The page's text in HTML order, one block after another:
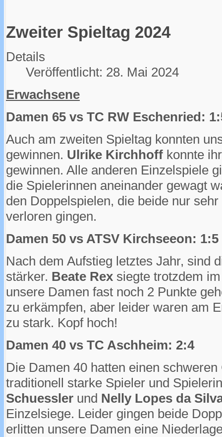
Zweiter Spieltag 2024
Details
Veröffentlicht: 28. Mai 2024
Erwachsene
Damen 65 vs TC RW Eschenried:
Auch am zweiten Spieltag konnten
gewinnen. Ulrike Kirchhoff konnte
gewinnen. Alle anderen Einzelspiele
die Spielerinnen aneinander gewagt
den Doppelspielen, die beide nur
verloren gingen.
Damen 50 vs ATSV Kirchseeon: 1:5
Nach dem Aufstieg letztes Jahr, sind
stärker. Beate Rex siegte trotzdem
unsere Damen fast noch 2 Punkte
zu erkämpfen, aber leider waren am
zu stark. Kopf hoch!
Damen 40 vs TC Aschheim: 2:4
Die Damen 40 hatten einen
traditionell starke Spieler und
Schuessler und Nelly Lopes da
Einzelsiege. Leider gingen beide
erlitten unsere Damen eine